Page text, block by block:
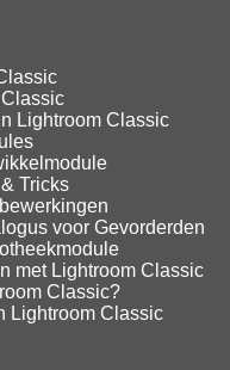
Lightroom Classic
Tricks
voor Gevorderden
met Lightroom Classic
Classic?
Lightroom Classic